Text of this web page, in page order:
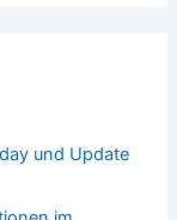
und Update